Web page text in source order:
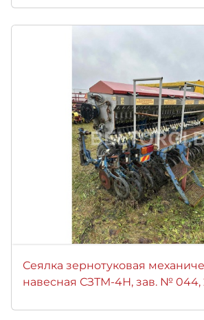
Сеялка зернотуковая
навесная СЗТМ-4Н, зав. № 044,